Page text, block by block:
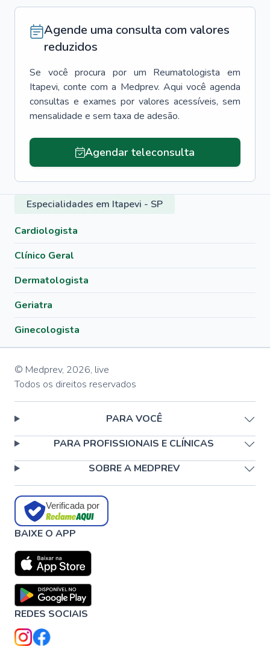
Agende uma consulta com valores
reduzidos
Se você procura por um Reumatologista em
Itapevi, conte com a Medprev. Aqui você agenda
consultas e exames por valores acessíveis, sem
mensalidade e sem taxa de adesão.
Agendar teleconsulta
Especialidades em Itapevi - SP
Cardiologista
Clínico Geral
Dermatologista
Geriatra
Ginecologista
© Medprev, 2026, live
Todos os direitos reservados
PARA VOCÊ
PARA PROFISSIONAIS E CLÍNICAS
SOBRE A MEDPREV
Verificada por
BAIXE O APP
REDES SOCIAIS